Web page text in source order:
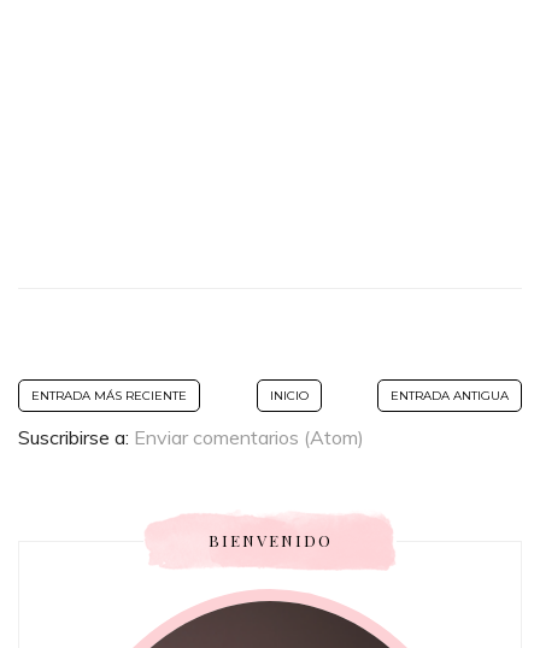
ENTRADA MÁS RECIENTE ENTRADA ANTIGUA
INICIO
Suscribirse a: Enviar comentarios (Atom)
BIENVENIDO